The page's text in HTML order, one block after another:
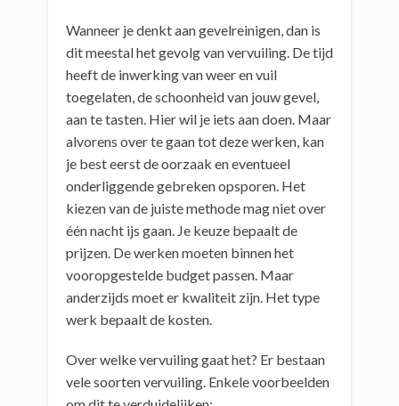
Wanneer je denkt aan gevelreinigen, dan is
dit meestal het gevolg van vervuiling. De tijd
heeft de inwerking van weer en vuil
toegelaten, de schoonheid van jouw gevel,
aan te tasten. Hier wil je iets aan doen. Maar
alvorens over te gaan tot deze werken, kan
je best eerst de oorzaak en eventueel
onderliggende gebreken opsporen. Het
kiezen van de juiste methode mag niet over
één nacht ijs gaan. Je keuze bepaalt de
prijzen. De werken moeten binnen het
vooropgestelde budget passen. Maar
anderzijds moet er kwaliteit zijn. Het type
werk bepaalt de kosten.
Over welke vervuiling gaat het? Er bestaan
vele soorten vervuiling. Enkele voorbeelden